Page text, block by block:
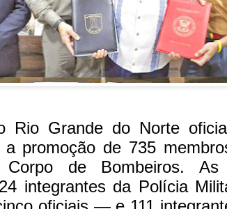
Rio Grande do Norte
a promoção de 735
de Bombeiros. As
integrantes da Polícia